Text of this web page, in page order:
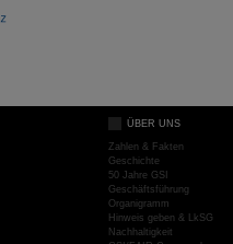
ÜBER UNS
Zahlen & Fakten
Geschichte
50 Jahre GSI
Geschäftsführung
Organigramm
Hinweis geben & LkSG
Nachhaltigkeit